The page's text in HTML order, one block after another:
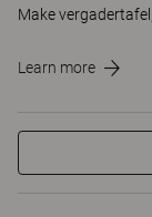
Make
Learn more